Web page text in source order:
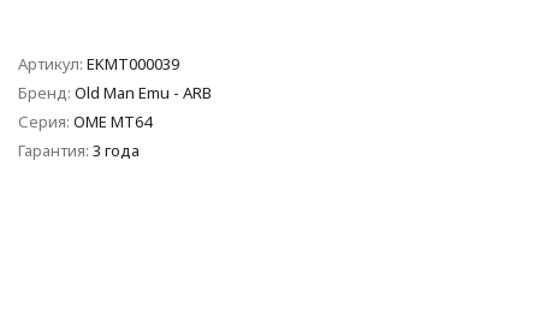
Артикул: EKMT000039
Бренд: Old Man Emu - ARB
Серия: OME MT64
Гарантия: 3 года